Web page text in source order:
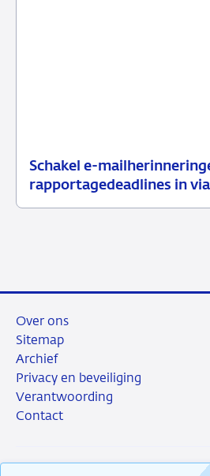
Schakel e-
rapportagedeadlines in
21
Nieuwsbericht
Over ons
Sitemap
Archief
Privacy en beveiliging
Verantwoording
Contact